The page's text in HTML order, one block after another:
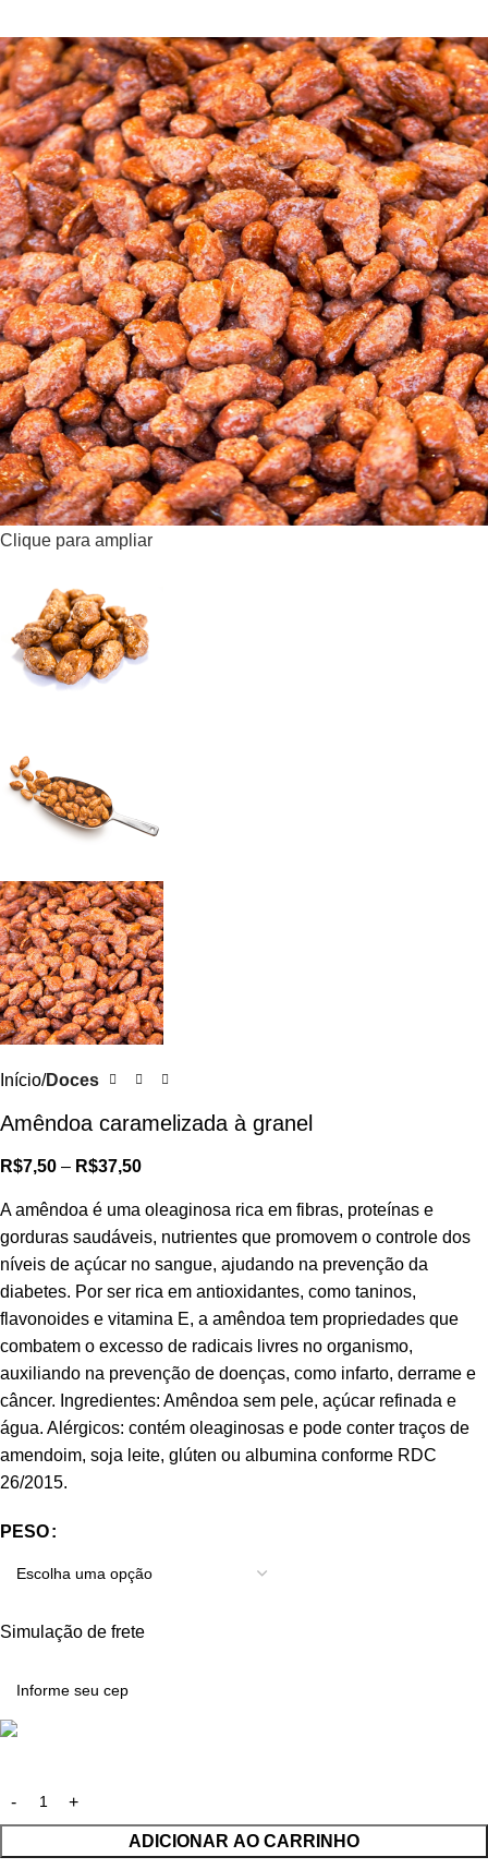
Clique para ampliar
Início Doces
Amêndoa caramelizada à granel
R$7,50 – R$37,50
A amêndoa é uma oleaginosa rica em fibras, proteínas e
gorduras saudáveis, nutrientes que promovem o controle dos
níveis de açúcar no sangue, ajudando na prevenção da
diabetes. Por ser rica em antioxidantes, como taninos,
flavonoides e vitamina E, a amêndoa tem propriedades que
combatem o excesso de radicais livres no organismo,
auxiliando na prevenção de doenças, como infarto, derrame e
câncer. Ingredientes: Amêndoa sem pele, açúcar refinada e
água. Alérgicos: contém oleaginosas e pode conter traços de
amendoim, soja leite, glúten ou albumina conforme RDC
26/2015.
PESO
Simulação de frete
ADICIONAR AO CARRINHO